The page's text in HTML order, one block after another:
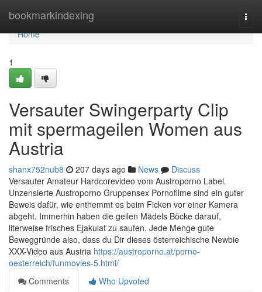
bookmarkindexing
Home
Home
1
Versauter Swingerparty Clip
mit spermageilen Women aus
Austria
shanx752nub8 207 days ago News
Discuss
Versauter Amateur Hardcorevideo vom Austroporno Label.
Unzensierte Austroporno Gruppensex Pornofilme sind ein guter
Beweis dafür, wie enthemmt es beim Ficken vor einer Kamera
abgeht. Immerhin haben die geilen Mädels Böcke darauf,
literweise frisches Ejakulat zu saufen. Jede Menge gute
Beweggründe also, dass du Dir dieses österreichische Newbie
XXX-Video aus Austria https://austroporno.at/porno-
oesterreich/funmovies-5.html/
Comments
Who Upvoted